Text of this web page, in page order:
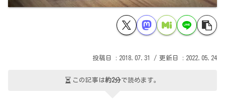
2018.07.31 2022.05.24
この記事は約2分で読めます。